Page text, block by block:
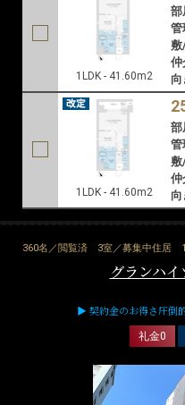
1LDK - 41.60m2
部
管
敷
仲
1LDK - 41.60m2
部
管
敷
仲
360名／閲覧済 3室／募集中住居
グランハ
▶ 契約金のお得さ圧倒
礼金0